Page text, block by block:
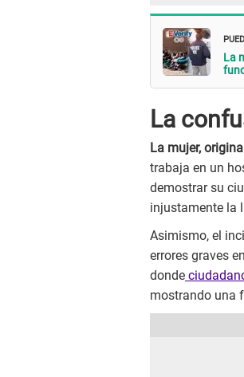
La
La
La mujer,
trabaja en un
demostrar su
injustamente la
Asimismo, el
errores graves
donde
mostrando una